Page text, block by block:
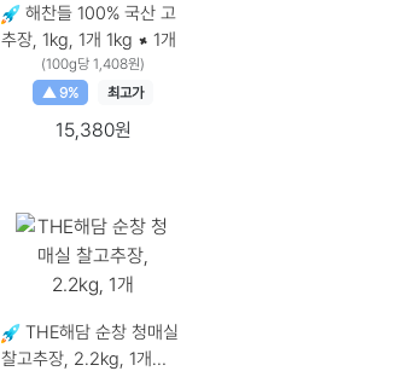
해찬들 100% 국산 고
추장, 1kg, 1개 1kg × 1개
(100g당 1,408원)
▲ 9%
최고가
15,380원
THE해담 순창 청매실
찰고추장, 2.2kg, 1개